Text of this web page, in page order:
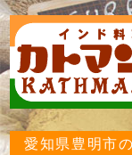
愛知県豊明市